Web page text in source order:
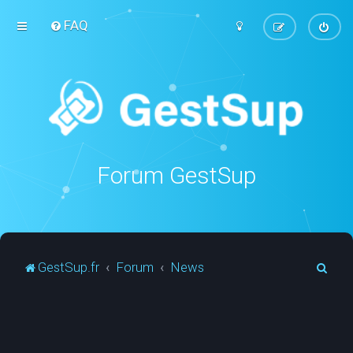
FAQ
Forum GestSup
GestSup.fr Forum News